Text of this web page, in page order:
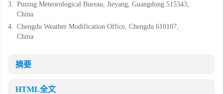
3. Puning Meteorological Bureau, Jieyang, Guangdong 515343,
China
4. Chengdu Weather Modification Office, Chengdu 610107,
China
摘要
HTML全文